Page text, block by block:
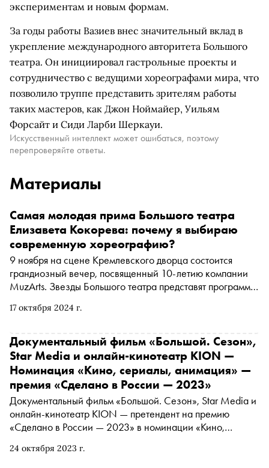
экспериментам и новым формам.
За годы работы Вазиев внес значительный вклад в
укрепление международного авторитета Большого
театра. Он инициировал гастрольные проекты и
сотрудничество с ведущими хореографами мира, что
позволило труппе представить зрителям работы
таких мастеров, как Джон Ноймайер, Уильям
Форсайт и Сиди Ларби Шеркауи.
Искусственный интеллект может ошибаться, поэтому
перепроверяйте ответы.
Материалы
17 октября 2024 г.
Самая молодая прима Большого театра
Елизавета Кокорева: почему я выбираю
современную хореографию?
9 ноября на сцене Кремлевского дворца состоится
грандиозный вечер, посвященный 10-летию компании
MuzArts. Звезды Большого театра представят программу
балета: «Франческа да Римини» Юрия Посохова,
Бана и Postscript Пола Лайтфута и Соль Леон. Среди
участников — прима Большого театра Елизавета
Кокорева, а также ведущие артисты, включая Дениса
Савина, Артемия Белякова и солиста Todes Ильдара
Гайнутдинова. Накануне премьеры мы поговорили с
Елизаветой о ее карьере и планах
24 октября 2023 г.
Документальный фильм «Большой. Сезон»,
Star Media и онлайн-кинотеатр KION —
Номинация «Кино, сериалы, анимация» —
премия «Сделано в России — 2023»
Документальный фильм «Большой. Сезон», Star Media и
онлайн-кинотеатр KION — претендент на премию
«Сделано в России — 2023» в номинации «Кино,
материале «Сноба». Финансовый партнер премии